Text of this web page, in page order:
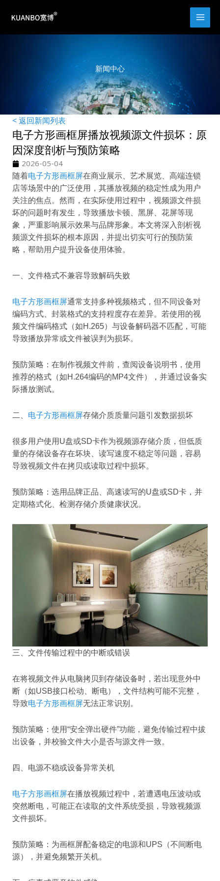
新闻中心
< 返回新闻列表
电子方形画框屏播放视频源文件损坏：原
因深度剖析与预防策略
2026-05-04
随着电子方形画框屏在商业展示、艺术展览、高端连锁
店等场景中的广泛使用，其播放视频的稳定性成为用户
关注的焦点。然而，在实际使用过程中，视频源文件损
坏的问题时有发生，导致播放卡顿、黑屏、花屏等现
象，严重影响展示效果与品牌形象。本文将深入剖析视
频源文件损坏的根本原因，并提出切实可行的预防策
略，帮助用户提升设备使用体验。
一、文件格式不兼容导致解码失败
电子方形画框屏通常支持多种视频格式，但不同设备对
编码方式、封装格式的支持程度存在差异。若使用的视
频文件编码格式（如H.265）与设备解码器不匹配，可能
导致播放异常或文件被误判为损坏。
预防策略：在制作视频文件前，查阅设备说明书，使用
推荐的格式（如H.264编码的MP4文件），并通过设备实
际播放测试。
二、 电子方形画框屏存储介质质量问题引发数据损坏
很多用户使用U盘或SD卡作为视频源存储介质，但低质
量的存储设备存在坏块、读写速度不稳定等问题，容易
导致视频文件在拷贝或读取过程中损坏。
预防策略：选用品牌正品、高速读写的U盘或SD卡，并
定期格式化、检测存储介质健康状况。
三、文件传输过程中的中断或错误
在将视频文件从电脑拷贝到存储设备时，若出现意外中
断（如USB接口松动、断电），文件结构可能不完整，
导致电子方形画框屏无法正常识别。
预防策略：使用“安全弹出硬件”功能，避免传输过程中拔
出设备，并校验文件大小是否与源文件一致。
四、电源不稳或设备异常关机
电子方形画框屏在播放视频过程中，若遭遇电压波动或
突然断电，可能正在读取的文件系统受损，导致视频源
文件损坏。
预防策略：为画框屏配备稳定的电源和UPS（不间断电
源），并避免频繁开关机。